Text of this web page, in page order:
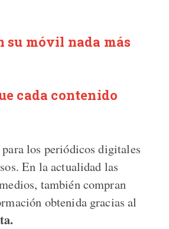
su móvil nada más
cada contenido
los periódicos digitales
En la actualidad las
también compran
obtenida gracias al